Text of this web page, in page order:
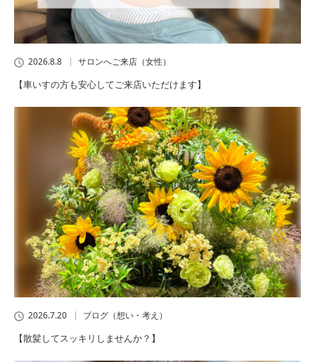
2026.8.8 サロンへご来店（女性）
【車いすの方も安心してご来店いただけます】
2026.7.20 ブログ（想い・考え）
【散髪してスッキリしませんか？】